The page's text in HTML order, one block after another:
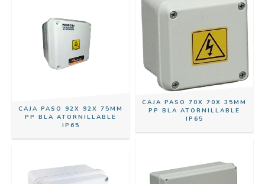
CAJA PASO 92X 92X 75MM
PP BLA ATORNILLABLE
IP65
CAJA PASO 70X 70X 35MM
PP BLA ATORNILLABLE
IP65